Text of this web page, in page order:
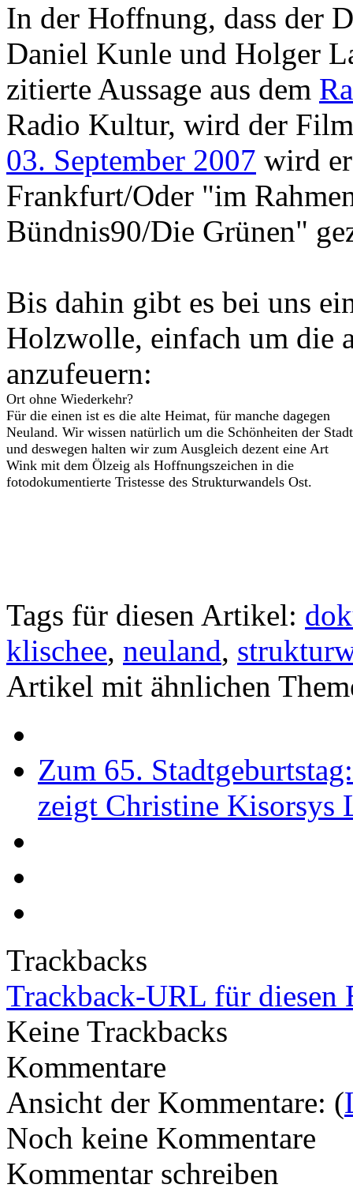
In der Hoffnung, dass der
Daniel Kunle und Holger
zitierte Aussage aus dem
Radio Kultur, wird der
03. September 2007 wird
Frankfurt/Oder "im
Bündnis90/Die Grünen"
Bis dahin gibt es bei uns
Holzwolle, einfach um die
anzufeuern:
Ort ohne Wiederkehr?
Für die einen ist es die alte Heimat, für manche dagegen
Neuland. Wir wissen natürlich um die Schönheiten der Stadt
und deswegen halten wir zum Ausgleich dezent eine Art
Wink mit dem Ölzeig als Hoffnungszeichen in die
fotodokumentierte Tristesse des Strukturwandels Ost.
Tags für diesen Artikel:
klischee, neuland,
Artikel mit ähnlichen
Zum 65.
zeigt Christine Kisorsys
Trackbacks
Trackback-URL für diesen
Keine Trackbacks
Kommentare
Ansicht der Kommentare: (
Noch keine Kommentare
Kommentar schreiben